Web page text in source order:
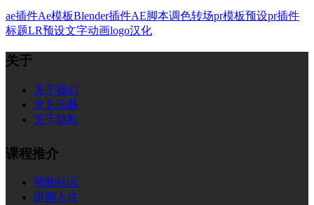
ae插件Ae模板Blender插件AE脚本调色转场pr模板预设pr插件
标题LR预设文字动画logo汉化
关于
关于我们
常见问题
关于隐私
课程推介
帮助社区
讲师入住